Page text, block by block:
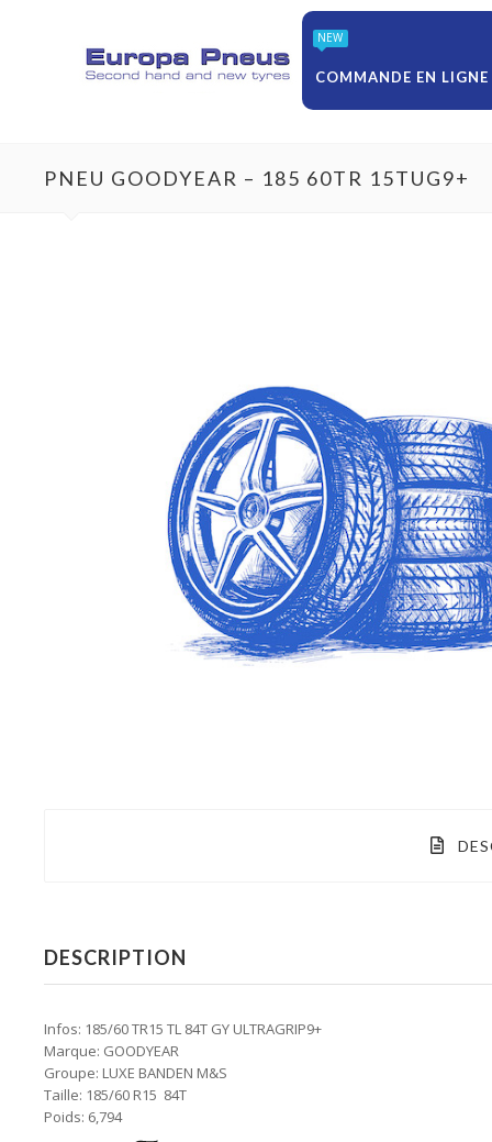
NEW
COMMANDE EN LIGNE
PNEU GOODYEAR – 185 60TR 15TUG9+
DESCRIPTION
Infos: 185/60 TR15 TL 84T GY ULTRAGRIP9+
Marque: GOODYEAR
Groupe: LUXE BANDEN M&S
Taille: 185/60 R15 84T
Poids: 6,794